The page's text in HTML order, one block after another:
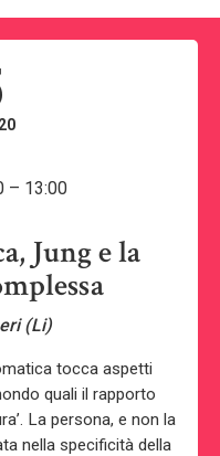
– 13:00
Jung e la
(Li)
tocca aspetti
quali il rapporto
La persona, e non la
nella specificità della